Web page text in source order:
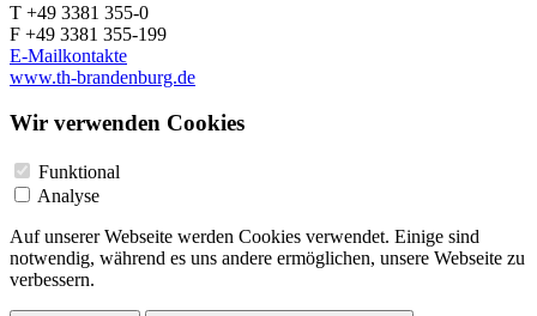
T +49 3381 355-0
F +49 3381 355-199
E-Mailkontakte
www.th-brandenburg.de
Wir verwenden Cookies
Funktional
Analyse
Auf unserer Webseite werden Cookies verwendet. Einige sind
notwendig, während es uns andere ermöglichen, unsere Webseite zu
verbessern.